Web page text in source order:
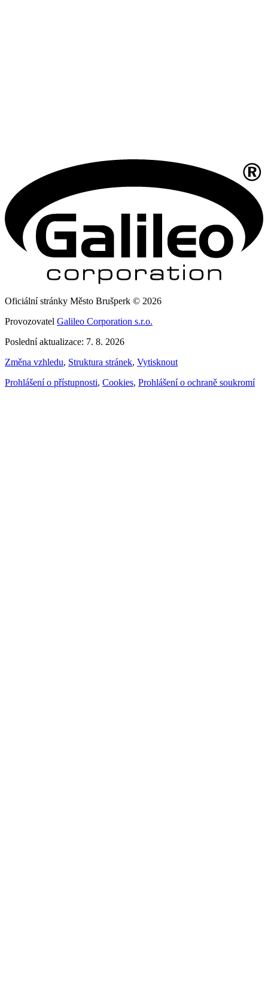
Oficiální stránky Město Brušperk © 2026
Provozovatel Galileo Corporation s.r.o.
Poslední aktualizace: 7. 8. 2026
Změna vzhledu, Struktura stránek, Vytisknout
Prohlášení o přístupnosti, Cookies, Prohlášení o ochraně soukromí